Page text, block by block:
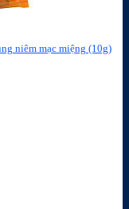
niêm mạc miệng (10g)